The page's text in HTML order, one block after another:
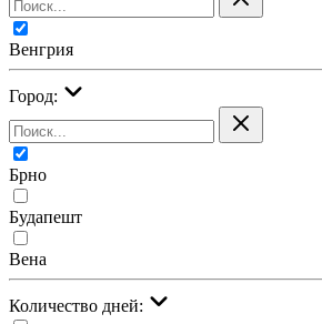
Венгрия
Город:
Брно
Будапешт
Вена
Количество дней: